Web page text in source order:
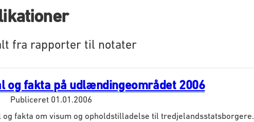
fra rapporter til notater
og fakta på udlændingeområdet 2006
Publiceret 01.01.2006
og fakta om visum og opholdstilladelse til tredjelandsstatsborgere.